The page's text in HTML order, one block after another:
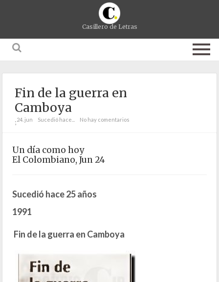
Casillero de Letras
Fin de la guerra en
Camboya
;24. jun Sucedió hace... No hay comentarios
Un día como hoy
El Colombiano, Jun 24
Sucedió hace 25 años
1991
Fin de la guerra en Camboya